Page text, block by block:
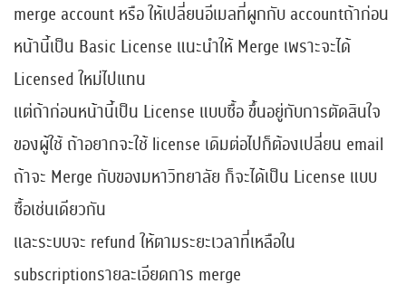
merge account หรือ ให้เปลี่ยนอีเมลที่ผูกกับ accountถ้าก่อน
หน้านี้เป็น Basic License แนะนำให้ Merge เพราะจะได้
Licensed ใหม่ไปแทน
​แต่ถ้าก่อนหน้านี้เป็น License แบบซื้อ ขึ้นอยู่กับการตัดสินใจ
ของผู้ใช้ ถ้าอยากจะใช้ license เดิมต่อไปก็ต้องเปลี่ยน email
ถ้าจะ Merge กับของมหาวิทยาลัย ก็จะได้เป็น License แบบ
ซื้อเช่นเดียวกัน
และระบบจะ refund ให้ตามระยะเวลาที่เหลือใน
subscriptionรายละเอียดการ merge